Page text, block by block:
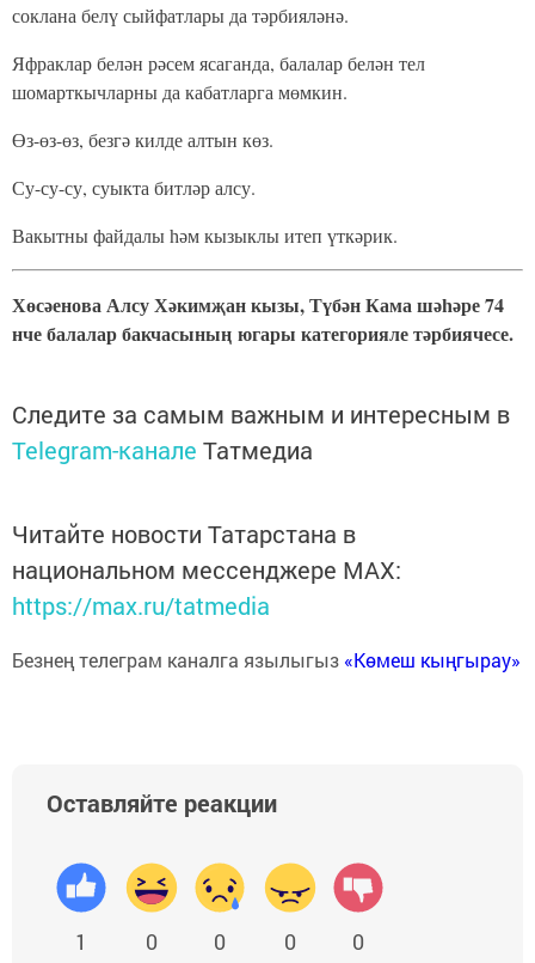
соклана белү сыйфатлары да тәрбияләнә.
Яфраклар белән рәсем ясаганда, балалар белән тел
шомарткычларны да кабатларга мөмкин.
Өз-өз-өз, безгә килде алтын көз.
Су-су-су, суыкта битләр алсу.
Вакытны файдалы һәм кызыклы итеп үткәрик.
Хөсәенова Алсу Хәкимҗан кызы, Түбән Кама шәһәре 74
нче балалар бакчасының югары категорияле тәрбиячесе.
Следите за самым важным и интересным в
Telegram-канале Татмедиа
Читайте новости Татарстана в
национальном мессенджере MАХ:
https://max.ru/tatmedia
Безнең телеграм каналга язылыгыз «Көмеш кыңгырау»
Оставляйте реакции
1 0 0 0 0